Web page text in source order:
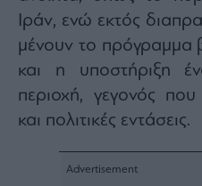
Ιράν, ενώ εκτός
μένουν το πρόγραμμα
και η υποστήριξη
περιοχή, γεγονός που
και πολιτικές εντάσεις.